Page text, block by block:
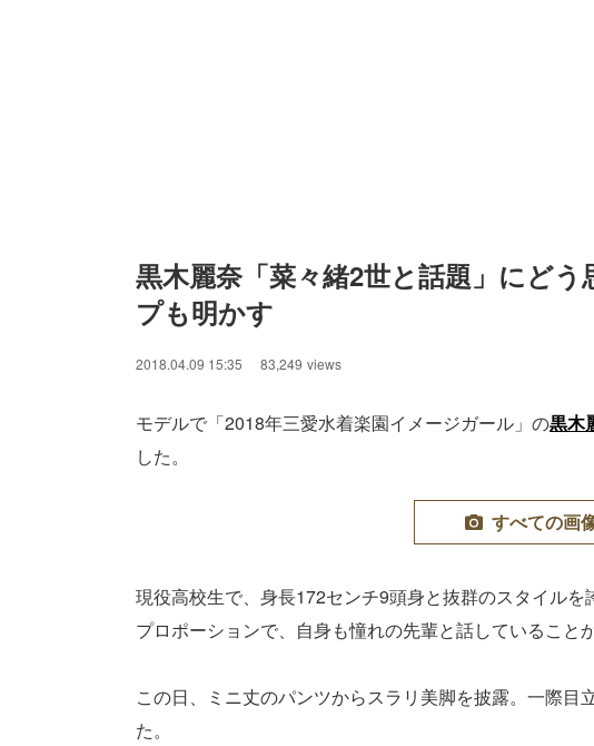
黒木麗奈「菜々緒2世と話題」にど
プも明かす
2018.04.09 15:35 83,249 views
モデルで「2018年三愛水着楽園イメージガール」の黒木
した。
すべての画
現役高校生で、身長172センチ9頭身と抜群のスタイル
プロポーションで、自身も憧れの先輩と話していること
この日、ミニ丈のパンツからスラリ美脚を披露。一際
た。